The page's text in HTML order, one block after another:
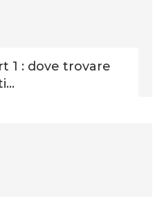
1 : dove trovare